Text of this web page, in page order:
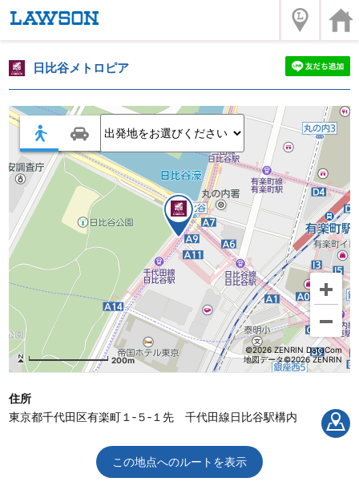
日比谷メトロピア
200m
©2026 ZENRIN DataCom
地図データ©2026 ZENRIN
住所
東京都千代田区有楽町１‐５‐１先 千代田線日比谷駅構内
この地点へのルートを表示